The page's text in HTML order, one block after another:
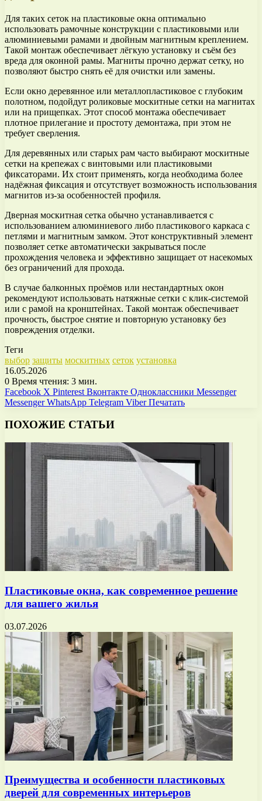
Для таких сеток на пластиковые окна оптимально
использовать рамочные конструкции с пластиковыми или
алюминиевыми рамами и двойным магнитным креплением.
Такой монтаж обеспечивает лёгкую установку и съём без
вреда для оконной рамы. Магниты прочно держат сетку, но
позволяют быстро снять её для очистки или замены.
Если окно деревянное или металлопластиковое с глубоким
полотном, подойдут роликовые москитные сетки на магнитах
или на прищепках. Этот способ монтажа обеспечивает
плотное прилегание и простоту демонтажа, при этом не
требует сверления.
Для деревянных или старых рам часто выбирают москитные
сетки на крепежах с винтовыми или пластиковыми
фиксаторами. Их стоит применять, когда необходима более
надёжная фиксация и отсутствует возможность использования
магнитов из-за особенностей профиля.
Дверная москитная сетка обычно устанавливается с
использованием алюминиевого либо пластикового каркаса с
петлями и магнитным замком. Этот конструктивный элемент
позволяет сетке автоматически закрываться после
прохождения человека и эффективно защищает от насекомых
без ограничений для прохода.
В случае балконных проёмов или нестандартных окон
рекомендуют использовать натяжные сетки с клик-системой
или с рамой на кронштейнах. Такой монтаж обеспечивает
прочность, быстрое снятие и повторную установку без
повреждения отделки.
Теги
выбор защиты москитных сеток установка
16.05.2026
0 Время чтения: 3 мин.
Facebook X Pinterest Вконтакте Одноклассники Messenger
Messenger WhatsApp Telegram Viber Печатать
ПОХОЖИЕ СТАТЬИ
Пластиковые окна, как современное решение
для вашего жилья
03.07.2026
Преимущества и особенности пластиковых
дверей для современных интерьеров